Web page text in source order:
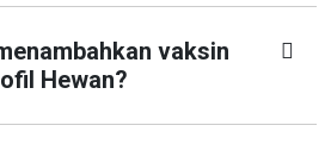
vaksin
Hewan?